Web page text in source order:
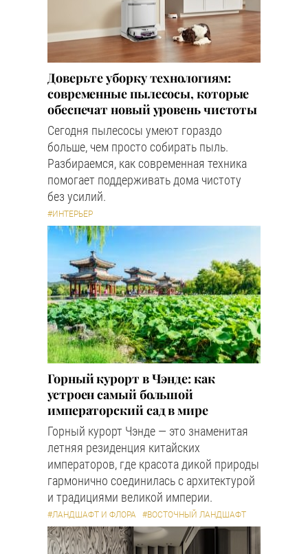
Доверьте уборку технологиям:
современные пылесосы, которые
обеспечат новый уровень чистоты
Сегодня пылесосы умеют гораздо
больше, чем просто собирать пыль.
Разбираемся, как современная техника
помогает поддерживать дома чистоту
без усилий.
#ИНТЕРЬЕР
Горный курорт в Чэнде: как
устроен самый большой
императорский сад в мире
Горный курорт Чэнде — это знаменитая
летняя резиденция китайских
императоров, где красота дикой природы
гармонично соединилась с архитектурой
и традициями великой империи.
#ЛАНДШАФТ И ФЛОРА #ВОСТОЧНЫЙ ЛАНДШАФТ